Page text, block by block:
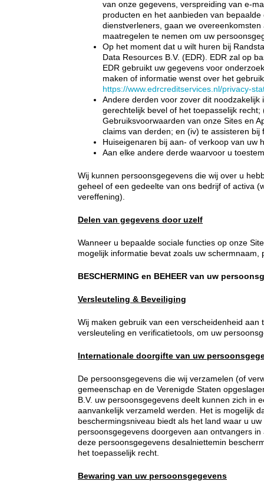
van onze gegevens, verspreiding van e-
producten en het aanbieden van
dienstverleners, gaan we
maatregelen te nemen om uw
Op het moment dat u wilt huren bij
Data Resources B.V. (EDR). EDR zal op
EDR gebruikt uw gegevens voor
maken of informatie wenst over het
https://www.edrcreditservices.nl/privacy-
Andere derden voor zover dit
gerechtelijk bevel of het toepasselijk
Gebruiksvoorwaarden van onze Sites en
claims van derden; en (iv) te assisteren
Huiseigenaren bij aan- of verkoop van uw
Aan elke andere derde waarvoor u
Wij kunnen persoonsgegevens die wij over u
geheel of een gedeelte van ons bedrijf of activa
vereffening).
Delen van gegevens door uzelf
Wanneer u bepaalde sociale functies op onze
mogelijk informatie bevat zoals uw schermnaam,
BESCHERMING en BEHEER van uw
Versleuteling & Beveiliging
Wij maken gebruik van een verscheidenheid
versleuteling en verificatietools, om uw
Internationale doorgifte van uw
De persoonsgegevens die wij verzamelen (of
gemeenschap en de Verenigde Staten
B.V. uw persoonsgegevens deelt kunnen zich in
aanvankelijk verzameld werden. Het is mogelijk
beschermingsniveau biedt als het land waar u
persoonsgegevens doorgeven aan ontvangers
deze persoonsgegevens desalniettemin
het toepasselijk recht.
Bewaring van uw persoonsgegevens